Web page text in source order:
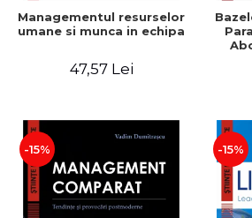
Managementul resurselor
umane si munca in echipa
47,57 Lei
-15% -15%